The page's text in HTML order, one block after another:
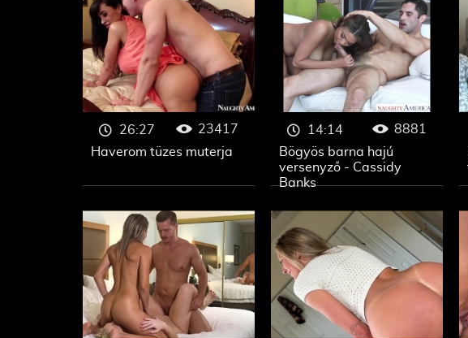
Haverom tüzes muterja
26:27
23417
Bögyös barna hajú
versenyző - Cassidy
Banks
14:14
8881